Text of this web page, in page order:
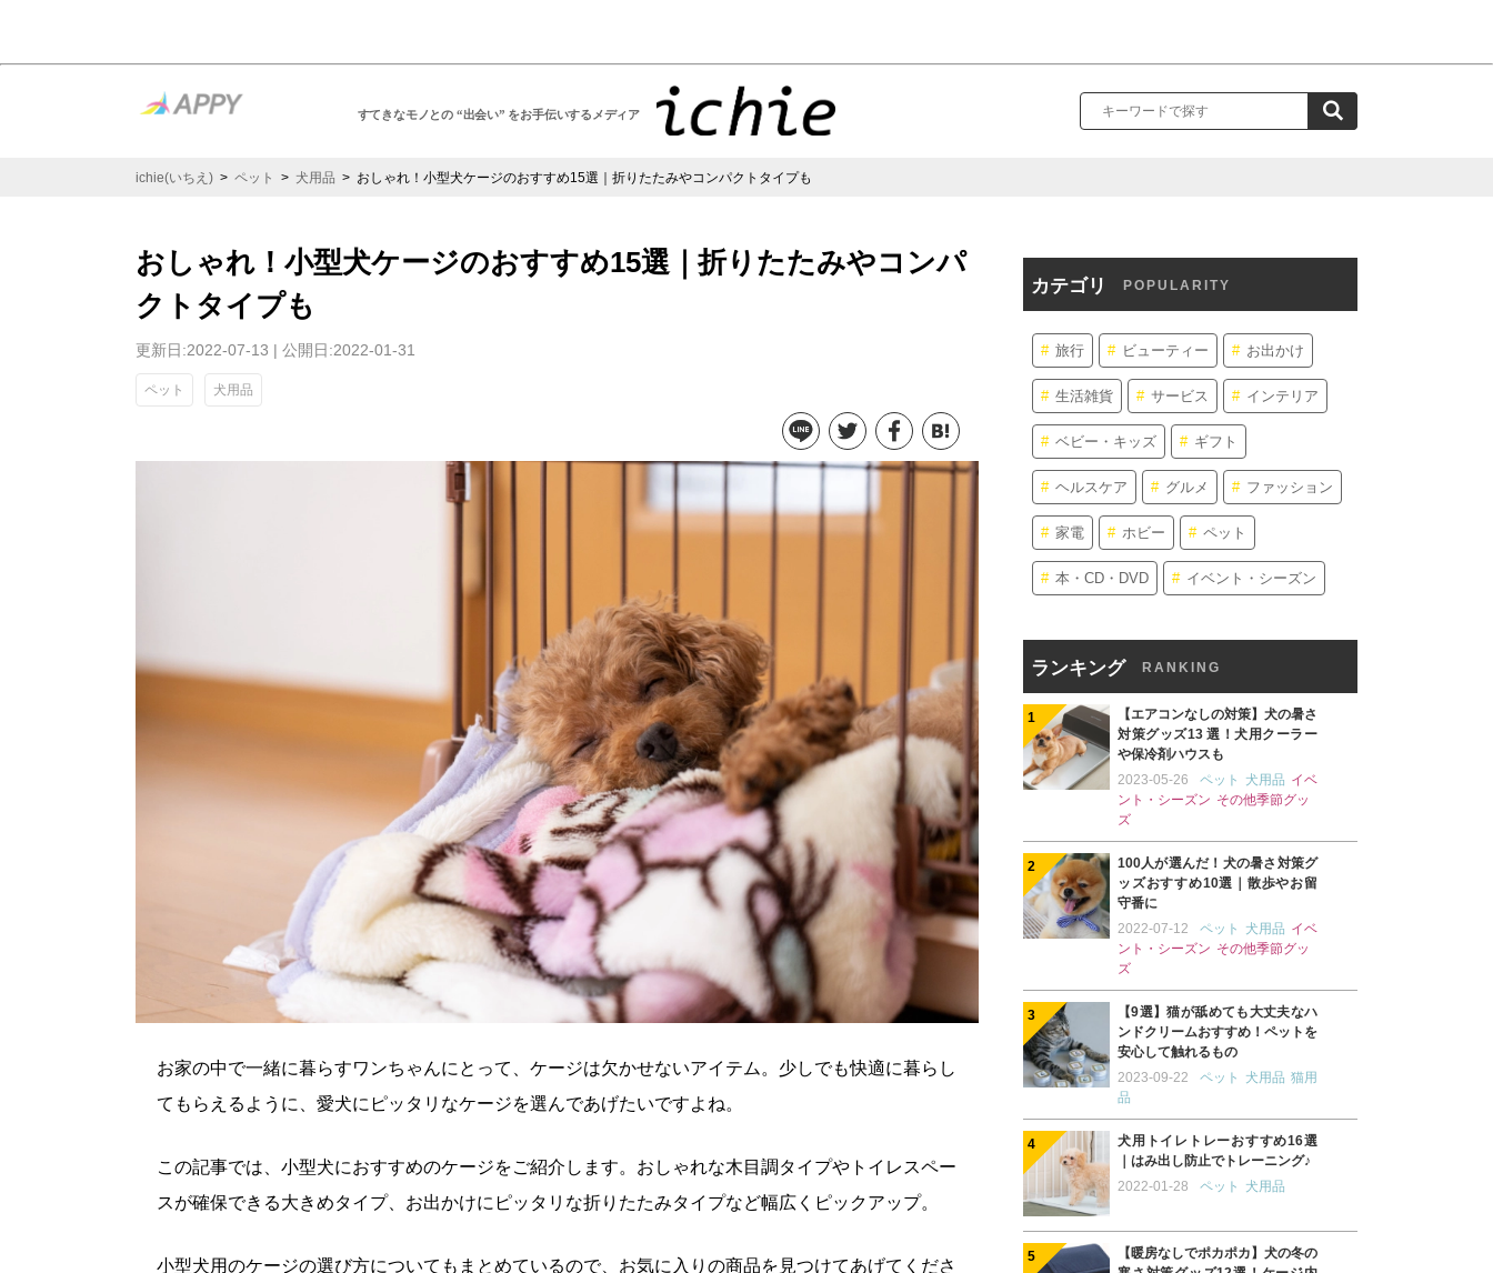
すてきなモノとの “出会い” をお手伝いするメディア
ichie(いちえ) > ペット > 犬用品 > おしゃれ！小型犬ケージのおすすめ15選｜折りたたみやコンパクトタイプも
おしゃれ！小型犬ケージのおすすめ15選｜折りたたみやコンパ
クトタイプも
更新日:2022-07-13 | 公開日:2022-01-31
ペット 犬用品
お家の中で一緒に暮らすワンちゃんにとって、ケージは欠かせないアイテム。少しでも快適に暮らし
てもらえるように、愛犬にピッタリなケージを選んであげたいですよね。
この記事では、小型犬におすすめのケージをご紹介します。おしゃれな木目調タイプやトイレスペー
スが確保できる大きめタイプ、お出かけにピッタリな折りたたみタイプなど幅広くピックアップ。
小型犬用のケージの選び方についてもまとめているので、お気に入りの商品を見つけてあげてくださ
カテゴリ POPULARITY
旅行 ビューティー お出かけ
生活雑貨 サービス インテリア
ベビー・キッズ ギフト
ヘルスケア グルメ ファッション
家電 ホビー ペット
本・CD・DVD イベント・シーズン
ランキング RANKING
【エアコンなしの対策】犬の暑さ
対策グッズ13 選！犬用クーラー
や保冷剤ハウスも
2023-05-26
ペット 犬用品 イベ
ント・シーズン その他季節グッ
ズ
100人が選んだ！犬の暑さ対策グ
ッズおすすめ10選｜散歩やお留
守番に
2022-07-12
ペット 犬用品 イベ
ント・シーズン その他季節グッ
ズ
【9選】猫が舐めても大丈夫なハ
ンドクリームおすすめ！ペットを
安心して触れるもの
2023-09-22
ペット 犬用品 猫用
品
犬用トイレトレーおすすめ16選
｜はみ出し防止でトレーニング♪
2022-01-28
ペット 犬用品
【暖房なしでポカポカ】犬の冬の